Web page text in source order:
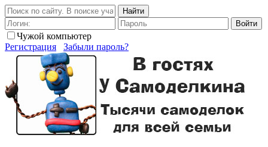
Найти
Войти
Чужой компьютер
Регистрация
Забыли пароль?